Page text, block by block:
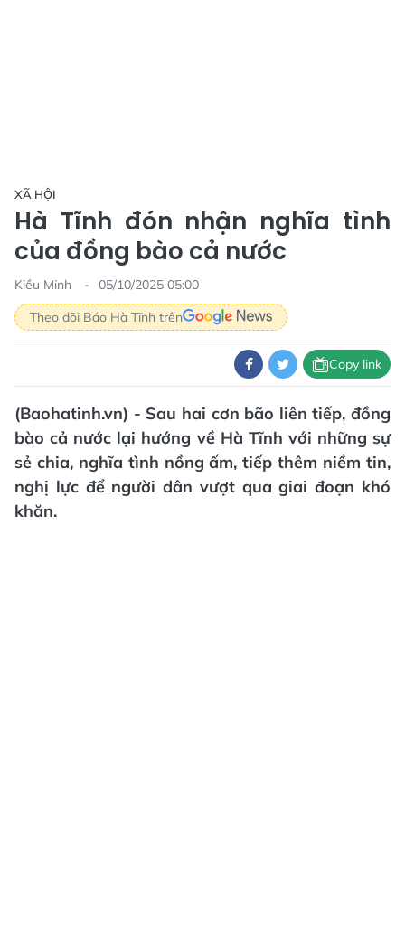
XÃ HỘI
Hà Tĩnh đón nhận nghĩa tình
của đồng bào cả nước
Kiều Minh
05/10/2025 05:00
Theo dõi Báo Hà Tĩnh trên
Copy link
(Baohatinh.vn) - Sau hai cơn bão liên tiếp, đồng
bào cả nước lại hướng về Hà Tĩnh với những sự
sẻ chia, nghĩa tình nồng ấm, tiếp thêm niềm tin,
nghị lực để người dân vượt qua giai đoạn khó
khăn.